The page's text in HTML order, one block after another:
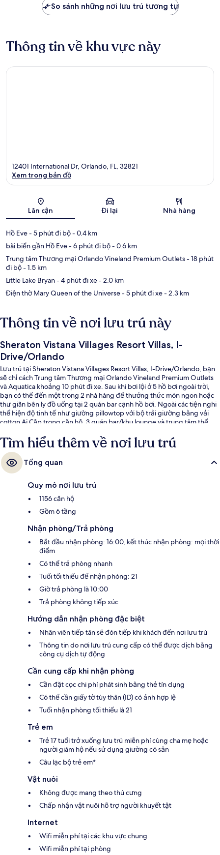
So sánh những nơi lưu trú tương tự
Thông tin về khu vực này
Bản đồ
12401 International Dr, Orlando, FL, 32821
Xem trong bản đồ
Lân cận Đi lại Nhà hàng
Hồ Eve- 5 phút đi bộ- 0.4 km
bãi biển gần Hồ Eve- 6 phút đi bộ- 0.6 km
Trung tâm Thương mại Orlando Vineland Premium Outlets- 18 phút
đi bộ- 1.5 km
Little Lake Bryan- 4 phút đi xe- 2.0 km
Điện thờ Mary Queen of the Universe- 5 phút đi xe- 2.3 km
Thông tin về nơi lưu trú này
Sheraton Vistana Villages Resort Villas, I-
Drive/Orlando
Lưu trú tại Sheraton Vistana Villages Resort Villas, I-Drive/Orlando, bạn
sẽ chỉ cách Trung tâm Thương mại Orlando Vineland Premium Outlets
và Aquatica khoảng 10 phút đi xe. Sau khi bơi lội ở 5 hồ bơi ngoài trời,
bạn có thể đến một trong 2 nhà hàng để thưởng thức món ngon hoặc
thư giãn bên ly đồ uống tại 2 quán bar cạnh hồ bơi. Ngoài các tiện nghi
thể hiện độ tinh tế như giường pillowtop với bộ trải giường bằng vải
cotton Ai Cập trong căn hộ, 3 quán bar/khu lounge và trung tâm thể
Hồ bơi và nhân viên nhiệt tình là những điều ghi dấu ấn trong lòng du
khách.
Tìm hiểu thêm về nơi lưu trú
Tổng quan
Quy mô nơi lưu trú
1156 căn hộ
Gồm 6 tầng
Nhận phòng/Trả phòng
Bắt đầu nhận phòng: 16:00, kết thúc nhận phòng: mọi thời
điểm
Có thể trả phòng nhanh
Tuổi tối thiểu để nhận phòng: 21
Giờ trả phòng là 10:00
Trả phòng không tiếp xúc
Hướng dẫn nhận phòng đặc biệt
Nhân viên tiếp tân sẽ đón tiếp khi khách đến nơi lưu trú
Thông tin do nơi lưu trú cung cấp có thể được dịch bằng
công cụ dịch tự động
Cần cung cấp khi nhận phòng
Cần đặt cọc chi phí phát sinh bằng thẻ tín dụng
Có thể cần giấy tờ tùy thân (ID) có ảnh hợp lệ
Tuổi nhận phòng tối thiểu là 21
Trẻ em
Trẻ 17 tuổi trở xuống lưu trú miễn phí cùng cha mẹ hoặc
người giám hộ nếu sử dụng giường có sẵn
Câu lạc bộ trẻ em*
Vật nuôi
Không được mang theo thú cưng
Chấp nhận vật nuôi hỗ trợ người khuyết tật
Internet
Wifi miễn phí tại các khu vực chung
Wifi miễn phí tại phòng